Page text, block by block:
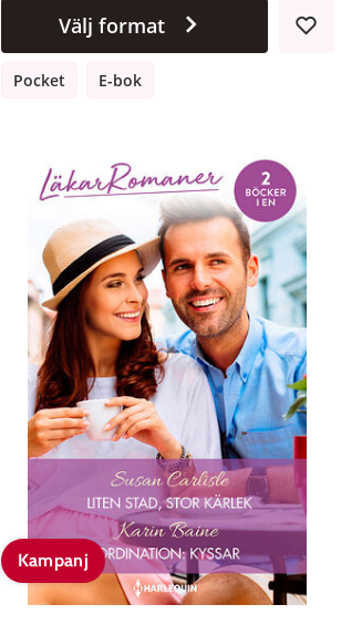
Välj format
Pocket E-bok
Kampanj